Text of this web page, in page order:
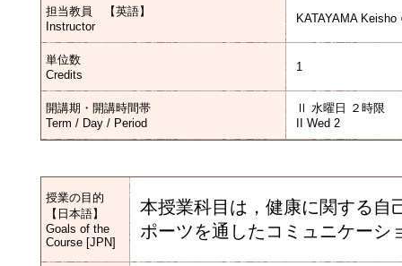
担当教員 【英語】
Instructor
KATAYAMA Keisho
単位数
Credits
1
開講期・開講時間帯
Term / Day / Period
Ⅱ 水曜日 ２時限
II Wed 2
授業の目的
【日本語】
Goals of the
Course [JPN]
本授業科目は，健康に関する自
ポーツを通したコミュニケーシ